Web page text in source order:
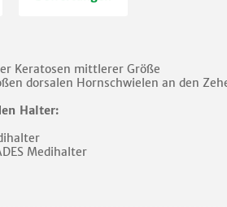
Keratosen mittlerer Größe
dorsalen Hornschwielen an den
Halter:
Medihalter